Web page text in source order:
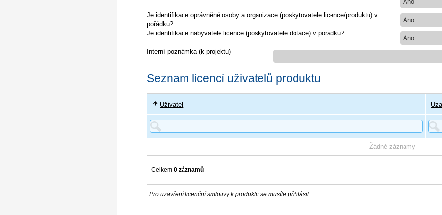
Ano
Je identifikace oprávněné osoby a organizace (poskytovatele licence/produktu) v
pořádku?
Ano
Je identifikace nabyvatele licence (poskytovatele dotace) v pořádku?
Ano
Interní poznámka (k projektu)
Seznam licencí uživatelů produktu
Uživatel
Žádné záznamy
Celkem 0 záznamů
Pro uzavření licenční smlouvy k produktu se musíte přihlásit.